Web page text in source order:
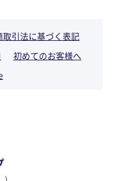
取引法に基づく表記
初めてのお客様へ